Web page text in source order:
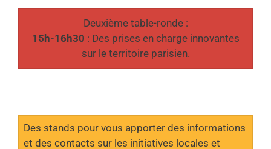
Deuxième table-ronde :
15h-16h30 : Des prises en charge innovantes
sur le territoire parisien.
Des stands pour vous apporter des informations
et des contacts sur les initiatives locales et